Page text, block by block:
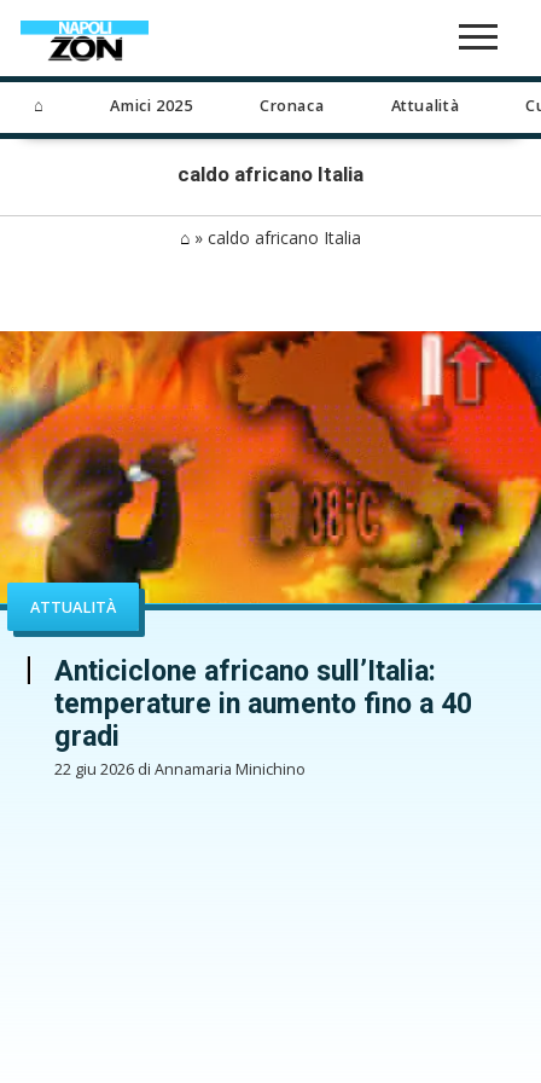
⌂ Amici 2025 Cronaca Attualità
caldo africano Italia
⌂ » caldo africano Italia
ATTUALITÀ
Anticiclone africano sull’Italia:
temperature in aumento fino a 40
gradi
22 giu 2026 di Annamaria Minichino